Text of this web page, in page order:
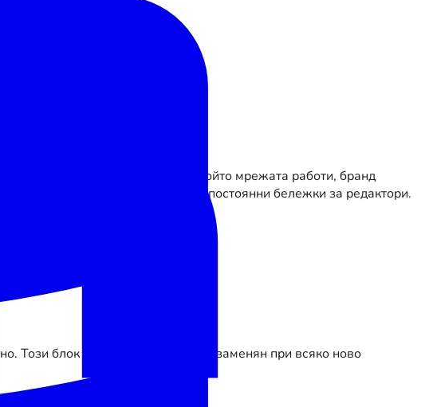
бекграундър за начина, по който мрежата работи, бранд
цитати за директна употреба и постоянни бележки за редактори.
Този блок е проектиран да бъде заменян при всяко ново